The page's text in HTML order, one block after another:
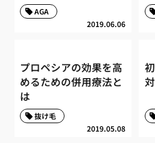
2019.06.06
AGA
プロペシアの効果を高
めるための併用療法と
は
2019.05.08
抜け毛